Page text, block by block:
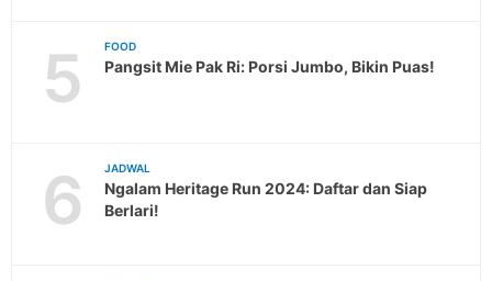
5 FOOD
Pangsit Mie Pak Ri: Porsi Jumbo, Bikin Puas!
6 JADWAL
Ngalam Heritage Run 2024: Daftar dan Siap
Berlari!